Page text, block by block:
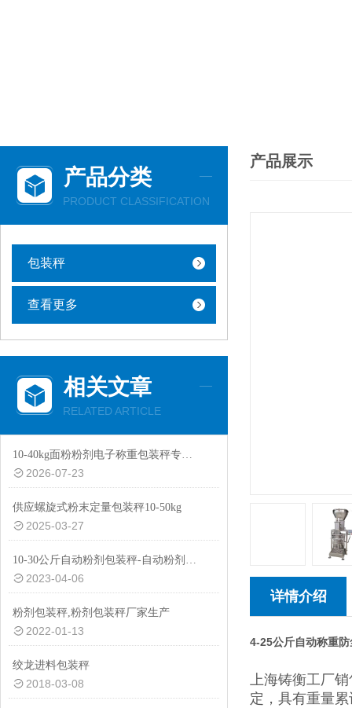
产品分类
PRODUCT CLASSIFICATION
包装秤
查看更多
相关文章
RELATED ARTICLE
10-40kg面粉粉剂电子称重包装秤专用设备
2026-07-23
供应螺旋式粉末定量包装秤10-50kg
2025-03-27
10-30公斤自动粉剂包装秤-自动粉剂防尘防爆功能包装机厂家生产
2023-04-06
粉剂包装秤,粉剂包装秤厂家生产
2022-01-13
绞龙进料包装秤
2018-03-08
产品展示
详情介绍
4-25公斤自动称重
上海铸衡工厂
定，具有重量